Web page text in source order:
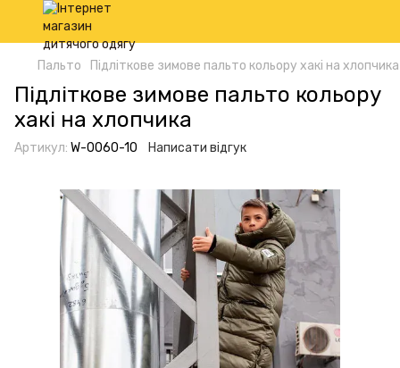
Пальто Підліткове зимове пальто кольору хакі на хлопчика
Підліткове зимове пальто кольору
хакі на хлопчика
Артикул: W-0060-10 Написати відгук